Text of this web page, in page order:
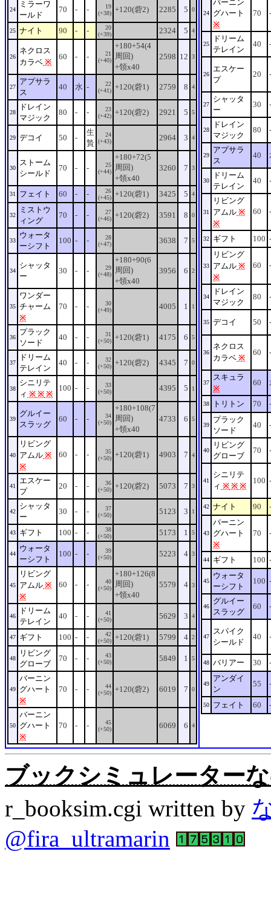
24
ミラーワ
ールド
70 - -
19
(+38) +120(砦2) 2285 5 0
25 ナイト 90 - -
20
(+39)
2324 5 4
26
ネクロス
カラベ ※
60 - -
21
(+40)
+180+54(4
周回)
+領x40
2598 12 3
27
アプサラ
ス
40 水 -
22
(+41) +120(砦1) 2759 8 4
28
ドレイン
マジック
80 - -
23
(+42) +120(砦2) 2921 5 5
29 デコイ 50 -
生
贄
24
(+43)
2964 3 4
30
ストーム
シールド
70 - -
25
(+44)
+180+72(5
周回)
+領x40
3260 7 3
31 フェイト 60 - -
26
(+45) +120(砦1) 3425 5 4
32
ミストウ
ィング
70 - -
27
(+46) +120(砦2) 3591 8 0
33
ウォータ
ーシフト
100 - -
28
(+47)
3638 7 5
34
シャッタ
ー
30 - -
29
(+48)
+180+90(6
周回)
+領x40
3956 6 2
35
ワンダー
チャーム
※
70 - -
30
(+49)
4005 1 1
36
プラック
ソード
40 - -
31
(+50) +120(砦1) 4175 6 5
37
ドリーム
テレイン
40 - -
32
(+50) +120(砦2) 4345 7 0
38
シニリテ
ィ ※ ※ ※
100 - -
33
(+50)
4395 5 1
39
グルイー
スラッグ
60 - -
34
(+50)
+180+108(7
周回)
+領x40
4733 6 5
40
リビング
アムル ※
※
60 - -
35
(+50) +120(砦1) 4903 7 4
41
エスケー
プ
20 - -
36
(+50) +120(砦2) 5073 7 3
42
シャッタ
ー
30 - -
37
(+50)
5123 3 1
43 ギフト 100 - -
38
(+50)
5173 1 5
44
ウォータ
ーシフト
100 - -
39
(+50)
5223 4 3
45
リビング
アムル ※
※
60 - -
40
(+50)
+180+126(8
周回)
+領x40
5579 4 3
46
ドリーム
テレイン
40 - -
41
(+50)
5629 3 4
47 ギフト 100 - -
42
(+50) +120(砦1) 5799 4 2
48
リビング
グローブ
70 - -
43
(+50)
5849 1 5
49
バーニン
グハート
※
70 - -
44
(+50) +120(砦2) 6019 7 0
50
バーニン
グハート
※
70 - -
45
(+50)
6069 6 4
24
バーニン
グハート
※
70 -
25
ドリーム
テレイン
40 -
26
エスケー
プ
20 -
27
シャッタ
ー
30 -
28
ドレイン
マジック
80 -
29
アプサラ
ス
40
30
ドリーム
テレイン
40 -
31
リビング
アムル ※
※
60 -
32 ギフト 100 -
33
リビング
アムル ※
※
60 -
34
ドレイン
マジック
80 -
35 デコイ 50 -
36
ネクロス
カラベ ※
60 -
37
スキュラ
※
60
38 トリトン 70 -
39
プラック
ソード
40 -
40
リビング
グローブ
70 -
41
シニリテ
ィ ※ ※ ※
100 -
42 ナイト 90 -
43
バーニン
グハート
※
70 -
44 ギフト 100 -
45
ウォータ
ーシフト
100 -
46
グルイー
スラッグ
60 -
47
スパイク
シールド
40 -
48 バリアー 30 -
49
アンダイ
ン
55 -
50 フェイト 60 -
ブックシミュレーター
r_booksim.cgi written by
@fira_ultramarin